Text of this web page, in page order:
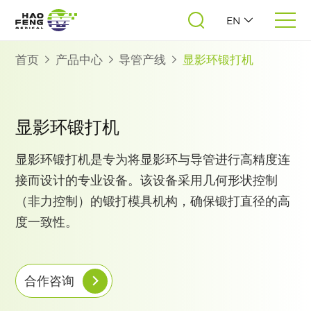
EN
首页 产品中心 导管产线 显影环锻打机
显影环锻打机
显影环锻打机是专为将显影环与导管进行高精度连
接而设计的专业设备。该设备采用几何形状控制
（非力控制）的锻打模具机构，确保锻打直径的高
度一致性。
合作咨询